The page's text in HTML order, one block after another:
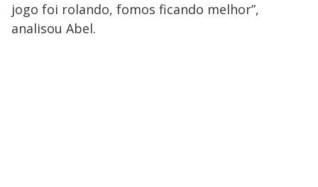
jogo foi rolando, fomos ficando melhor”,
analisou Abel.